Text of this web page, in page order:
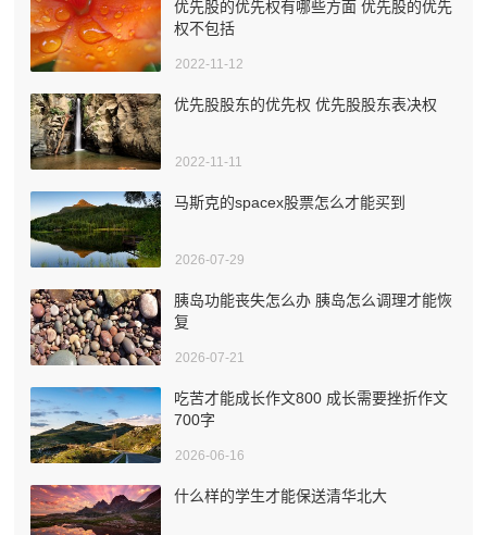
优先股的优先权有哪些方面 优先股的优先
权不包括
2022-11-12
优先股股东的优先权 优先股股东表决权
2022-11-11
马斯克的spacex股票怎么才能买到
2026-07-29
胰岛功能丧失怎么办 胰岛怎么调理才能恢
复
2026-07-21
吃苦才能成长作文800 成长需要挫折作文
700字
2026-06-16
什么样的学生才能保送清华北大